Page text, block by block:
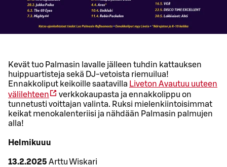
Kevät tuo Palmasin lavalle jälleen tuhdin kattauksen
huippuartisteja sekä DJ-vetoista riemuilua!
Ennakkoliput keikoille saatavilla Liveton Avautuu uuteen
välilehteen
verkkokaupasta ja ennakkolippu on
tunnetusti voittajan valinta. Ruksi mielenkiintoisimmat
keikat menokalenteriisi ja nähdään Palmasin palmujen
alla!
Helmikuuu
13.2.2025 Arttu Wiskari